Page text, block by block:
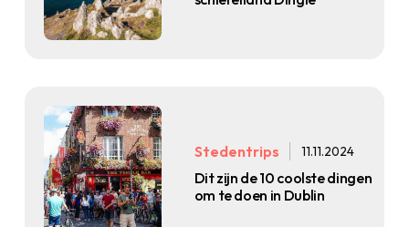
Stedentrips 11.11.2024
Dit zijn de 10 coolste dingen
om te doen in Dublin